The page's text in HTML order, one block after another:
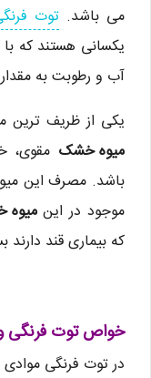
می باشد.توت
یکسانی هستند که
آب و رطوبت به
یکی از ظریف
میوه خشک مقوی،
باشد. مصرف این
موجود در این
که بیماری قند
خواص توت فرنگی
در توت فرنگی موادی